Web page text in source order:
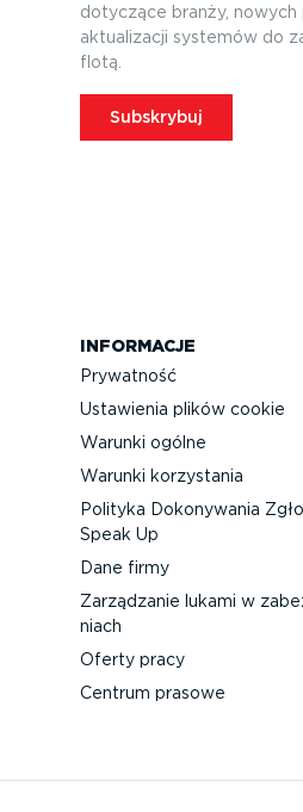
dotyczące branży,
aktuali­zacji systemów do
flotą.
Subskrybuj
INFORMACJE
Prywatność
Ustawienia plików cookie
Warunki ogólne
Warunki korzystania
Polityka Dokonywania
Speak Up
Dane firmy
Zarządzanie lukami w
niach
Oferty pracy
Centrum prasowe